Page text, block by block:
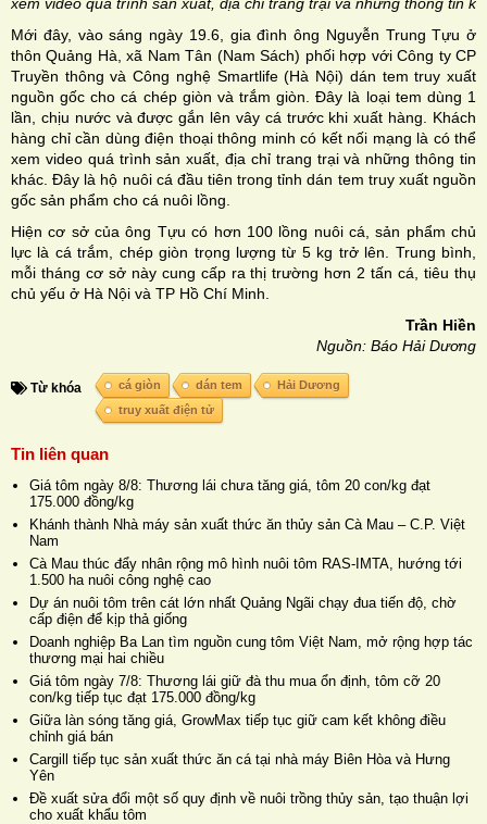
Mới đây, vào sáng ngày 19.6, gia đình ông Nguyễn Trung Tựu ở
thôn Quảng Hà, xã Nam Tân (Nam Sách) phối hợp với Công ty CP
Truyền thông và Công nghệ Smartlife (Hà Nội) dán tem truy xuất
nguồn gốc cho cá chép giòn và trắm giòn. Đây là loại tem dùng 1
lần, chịu nước và được gắn lên vây cá trước khi xuất hàng. Khách
hàng chỉ cần dùng điện thoại thông minh có kết nối mạng là có thể
xem video quá trình sản xuất, địa chỉ trang trại và những thông tin
khác. Đây là hộ nuôi cá đầu tiên trong tỉnh dán tem truy xuất nguồn
gốc sản phẩm cho cá nuôi lồng.
Hiện cơ sở của ông Tựu có hơn 100 lồng nuôi cá, sản phẩm chủ
lực là cá trắm, chép giòn trọng lượng từ 5 kg trở lên. Trung bình,
mỗi tháng cơ sở này cung cấp ra thị trường hơn 2 tấn cá, tiêu thụ
chủ yếu ở Hà Nội và TP Hồ Chí Minh.
Trần Hiền
Nguồn: Báo Hải Dương
Từ khóa cá giòn dán tem
Hải Dương
truy xuất điện tử
Tin liên quan
Giá tôm ngày 8/8: Thương lái chưa tăng giá, tôm 20 con/kg đạt
175.000 đồng/kg
Khánh thành Nhà máy sản xuất thức ăn thủy sản Cà Mau – C.P. Việt
Nam
Cà Mau thúc đẩy nhân rộng mô hình nuôi tôm RAS-IMTA, hướng tới
1.500 ha nuôi công nghệ cao
Dự án nuôi tôm trên cát lớn nhất Quảng Ngãi chạy đua tiến độ, chờ
cấp điện để kịp thả giống
Doanh nghiệp Ba Lan tìm nguồn cung tôm Việt Nam, mở rộng hợp tác
thương mại hai chiều
Giá tôm ngày 7/8: Thương lái giữ đà thu mua ổn định, tôm cỡ 20
con/kg tiếp tục đạt 175.000 đồng/kg
Giữa làn sóng tăng giá, GrowMax tiếp tục giữ cam kết không điều
chỉnh giá bán
Cargill tiếp tục sản xuất thức ăn cá tại nhà máy Biên Hòa và Hưng
Yên
Đề xuất sửa đổi một số quy định về nuôi trồng thủy sản, tạo thuận lợi
cho xuất khẩu tôm